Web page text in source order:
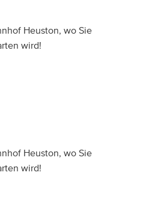
Heuston, wo Sie
wird!
Heuston, wo Sie
wird!